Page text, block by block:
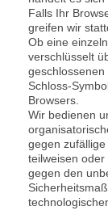
Falls Ihr
greifen wir
Ob eine
verschlüsselt
Schloss-
Browsers.
Wir bedienen
gegen
teilweisen
gegen den